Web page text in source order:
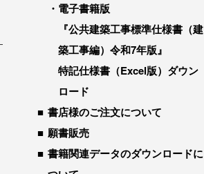
電子書籍版
『公共建築工事標準仕様書（建
築工事編）令和7年版』
特記仕様書（Excel版）ダウン
ロード
書店様のご注文について
願書販売
書籍関連データのダウンロードに